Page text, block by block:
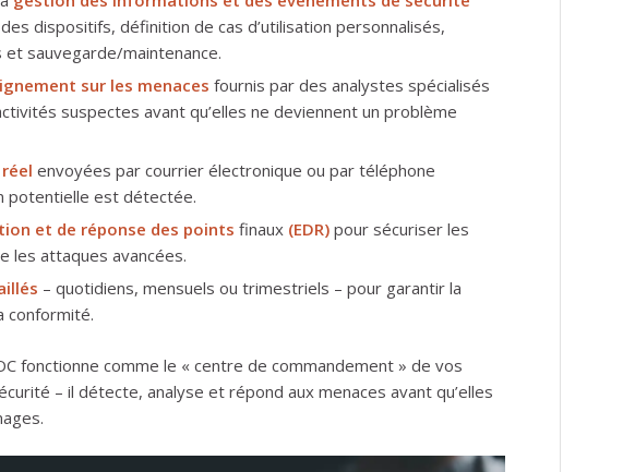
dispositifs, définition de cas d’utilisation personnalisés,
sauvegarde/maintenance.
sur les menaces fournis par des analystes spécialisés
suspectes avant qu’elles ne deviennent un problème
envoyées par courrier électronique ou par téléphone
potentielle est détectée.
et de réponse des points finaux (EDR) pour sécuriser les
les attaques avancées.
– quotidiens, mensuels ou trimestriels – pour garantir la
conformité.
fonctionne comme le « centre de commandement » de vos
– il détecte, analyse et répond aux menaces avant qu’elles